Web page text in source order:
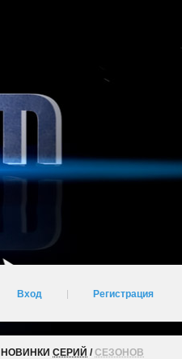
Вход Регистрация
НОВИНКИ СЕРИЙ /СЕЗОНОВ